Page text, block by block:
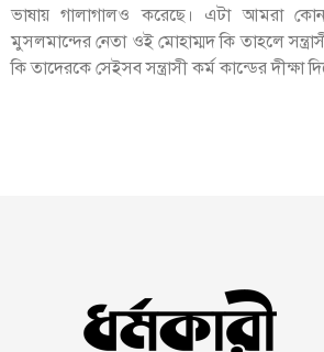
ভাষায় গালাগালও করেছে। এটা আমরা
মুসলমান্দের নেতা ওই মোহাম্মদ কি তাহলে
কি তাদেরকে সেইসব সন্ত্রাসী কর্ম কান্ডের দীক্ষা